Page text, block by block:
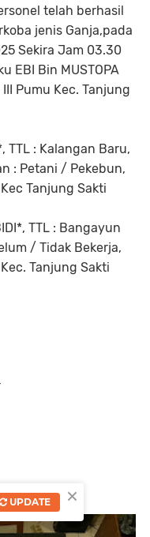
telah berhasil
jenis Ganja,pada
Sekira Jam 03.30
EBI Bin MUSTOPA
Pumu Kec. Tanjung
TTL : Kalangan Baru,
: Petani / Pekebun,
Tanjung Sakti
TTL : Bangayun
/ Tidak Bekerja,
Tanjung Sakti
×
UPDATE